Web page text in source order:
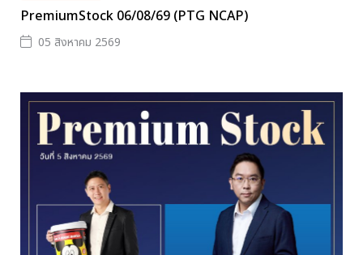
PremiumStock 06/08/69 (PTG NCAP)
05 สิงหาคม 2569